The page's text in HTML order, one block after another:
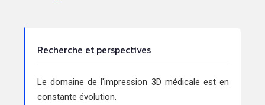
Recherche et perspectives
Le domaine de l'impression 3D médicale est en
constante évolution.